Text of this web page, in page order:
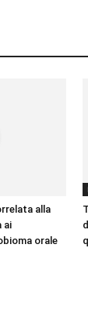
alla
ai
orale